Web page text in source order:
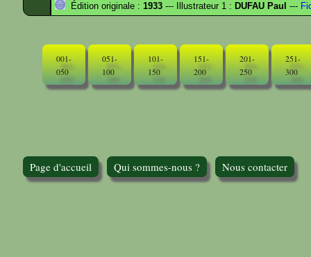
Édition originale : 1933 --- Illustrateur 1 : DUFAU Paul ---
001-
050
051-
100
101-
150
151-
200
201-
250
251-
300
Page d'accueil Qui sommes-nous ? Nous contacter